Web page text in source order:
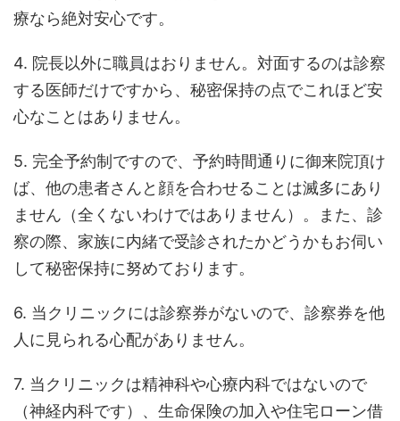
療なら絶対安心です。
4. 院長以外に職員はおりません。対面するのは診察
する医師だけですから、秘密保持の点でこれほど安
心なことはありません。
5. 完全予約制ですので、予約時間通りに御来院頂け
ば、他の患者さんと顔を合わせることは滅多にあり
ません（全くないわけではありません）。また、診
察の際、家族に内緒で受診されたかどうかもお伺い
して秘密保持に努めております。
6. 当クリニックには診察券がないので、診察券を他
人に見られる心配がありません。
7. 当クリニックは精神科や心療内科ではないので
（神経内科です）、生命保険の加入や住宅ローン借